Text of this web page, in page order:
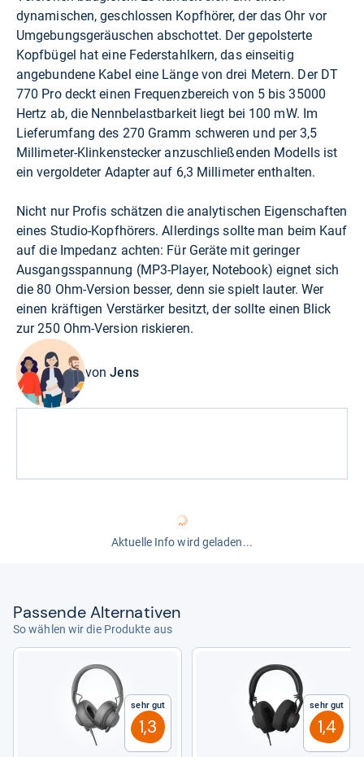
dynamischen, geschlossen Kopfhörer, der das Ohr vor
Umgebungsgeräuschen abschottet. Der gepolsterte
Kopfbügel hat eine Federstahlkern, das einseitig
angebundene Kabel eine Länge von drei Metern. Der DT
770 Pro deckt einen Frequenzbereich von 5 bis 35000
Hertz ab, die Nennbelastbarkeit liegt bei 100 mW. Im
Lieferumfang des 270 Gramm schweren und per 3,5
Millimeter-Klinkenstecker anzuschließenden Modells ist
ein vergoldeter Adapter auf 6,3 Millimeter enthalten.
Nicht nur Profis schätzen die analytischen Eigenschaften
eines Studio-Kopfhörers. Allerdings sollte man beim Kauf
auf die Impedanz achten: Für Geräte mit geringer
Ausgangsspannung (MP3-Player, Notebook) eignet sich
die 80 Ohm-Version besser, denn sie spielt lauter. Wer
einen kräftigen Verstärker besitzt, der sollte einen Blick
zur 250 Ohm-Version riskieren.
vonJens
Aktuelle Info wird geladen...
Pas­sende Alter­na­ti­ven
So wählen wir die Produkte aus
Sehr gut
1,3
Sehr gut
1,4